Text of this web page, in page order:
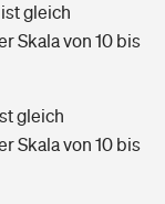
gleich
Skala von 10 bis
gleich
Skala von 10 bis